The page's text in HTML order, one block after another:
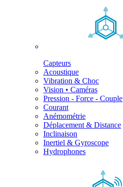
Capteurs
Acoustique
Vibration & Choc
Vision • Caméras
Pression - Force - Couple
Courant
Anémométrie
Déplacement & Distance
Inclinaison
Inertiel & Gyroscope
Hydrophones